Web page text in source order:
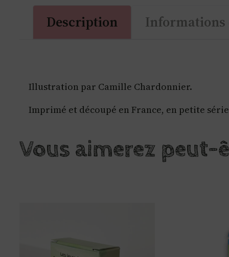
Description Informations
Illustration par Camille Chardonnier.
Imprimé et découpé en France, en petite
Vous aimerez peut-